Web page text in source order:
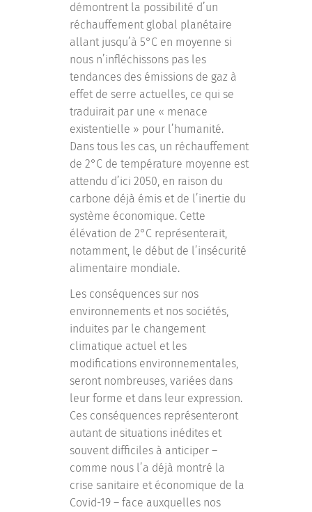
démontrent la possibilité d’un
réchauffement global planétaire
allant jusqu’à 5°C en moyenne si
nous n’infléchissons pas les
tendances des émissions de gaz à
effet de serre actuelles, ce qui se
traduirait par une « menace
existentielle » pour l’humanité.
Dans tous les cas, un réchauffement
de 2°C de température moyenne est
attendu d’ici 2050, en raison du
carbone déjà émis et de l’inertie du
système économique. Cette
élévation de 2°C représenterait,
notamment, le début de l’insécurité
alimentaire mondiale.
Les conséquences sur nos
environnements et nos sociétés,
induites par le changement
climatique actuel et les
modifications environnementales,
seront nombreuses, variées dans
leur forme et dans leur expression.
Ces conséquences représenteront
autant de situations inédites et
souvent difficiles à anticiper –
comme nous l’a déjà montré la
crise sanitaire et économique de la
Covid-19 – face auxquelles nos